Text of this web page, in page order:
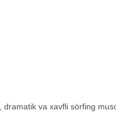
va xavfli sörfing